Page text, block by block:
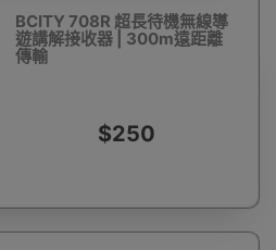
BCITY 708R 超長待機無線導
遊講解接收器 | 300m遠距離
傳輸
$250